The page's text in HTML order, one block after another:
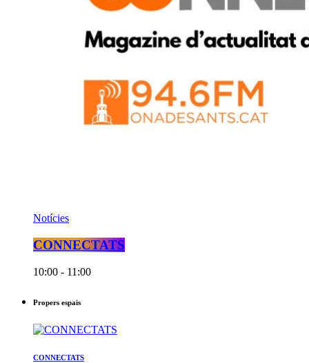
Notícies
CONNECTATS
10:00 - 11:00
Propers espais
CONNECTATS